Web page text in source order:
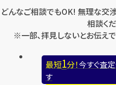
どんなご相談でもOK! 無理な交
相談く
※一部、拝見しないとお伝え
最短1分！今すぐ査
す